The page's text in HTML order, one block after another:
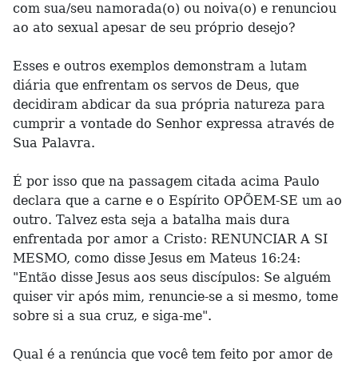
com sua/seu namorada(o) ou noiva(o) e renunciou
ao ato sexual apesar de seu próprio desejo?
Esses e outros exemplos demonstram a lutam
diária que enfrentam os servos de Deus, que
decidiram abdicar da sua própria natureza para
cumprir a vontade do Senhor expressa através de
Sua Palavra.
É por isso que na passagem citada acima Paulo
declara que a carne e o Espírito OPÕEM-SE um ao
outro. Talvez esta seja a batalha mais dura
enfrentada por amor a Cristo: RENUNCIAR A SI
MESMO, como disse Jesus em Mateus 16:24:
"Então disse Jesus aos seus discípulos: Se alguém
quiser vir após mim, renuncie-se a si mesmo, tome
sobre si a sua cruz, e siga-me".
Qual é a renúncia que você tem feito por amor de